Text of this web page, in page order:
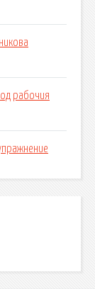
рабочия